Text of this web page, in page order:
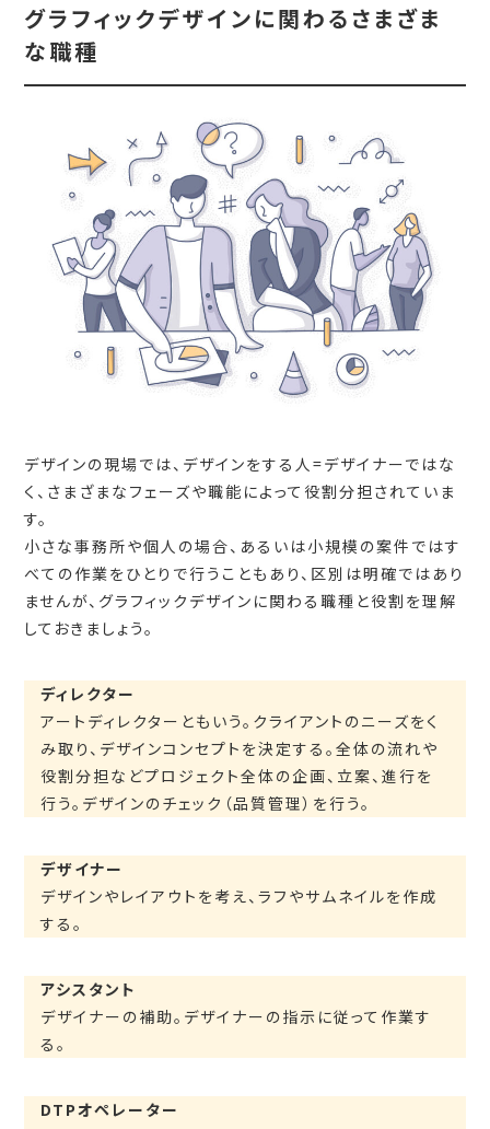
グラフィックデザインに関わるさまざま
な職種
デザインの現場では、デザインをする人=デザイナーではな
く、さまざまなフェーズや職能によって役割分担されていま
す。
小さな事務所や個人の場合、あるいは小規模の案件ではす
べての作業をひとりで行うこともあり、区別は明確ではあり
ませんが、グラフィックデザインに関わる職種と役割を理解
しておきましょう。
ディレクター
アートディレクターともいう。クライアントのニーズをく
み取り、デザインコンセプトを決定する。全体の流れや
役割分担などプロジェクト全体の企画、立案、進行を
行う。デザインのチェック（品質管理）を行う。
デザイナー
デザインやレイアウトを考え、ラフやサムネイルを作成
する。
アシスタント
デザイナーの補助。デザイナーの指示に従って作業す
る。
DTPオペレーター